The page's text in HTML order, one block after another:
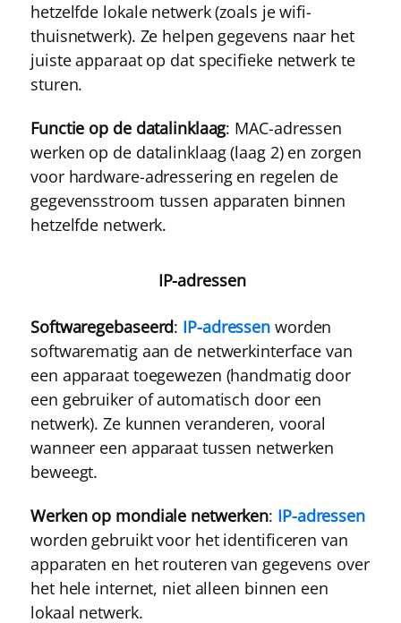
hetzelfde lokale netwerk (zoals je wifi-
thuisnetwerk). Ze helpen gegevens naar het
juiste apparaat op dat specifieke netwerk te
sturen.
Functie op de datalinklaag: MAC-adressen
werken op de datalinklaag (laag 2) en zorgen
voor hardware-adressering en regelen de
gegevensstroom tussen apparaten binnen
hetzelfde netwerk.
IP-adressen
Softwaregebaseerd: IP-adressen worden
softwarematig aan de netwerkinterface van
een apparaat toegewezen (handmatig door
een gebruiker of automatisch door een
netwerk). Ze kunnen veranderen, vooral
wanneer een apparaat tussen netwerken
beweegt.
Werken op mondiale netwerken: IP-adressen
worden gebruikt voor het identificeren van
apparaten en het routeren van gegevens over
het hele internet, niet alleen binnen een
lokaal netwerk.